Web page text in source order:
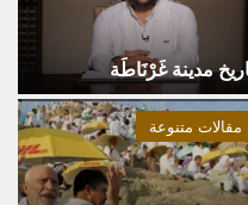
مدينة غَرْنَاطَة
مقالات متنوعة